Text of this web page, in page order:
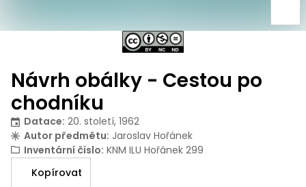
Návrh obálky - Cestou po
chodníku
Datace: 20. století, 1962
Autor předmětu: Jaroslav Hořánek
Inventární číslo: KNM ILU Hořánek 299
Kopírovat